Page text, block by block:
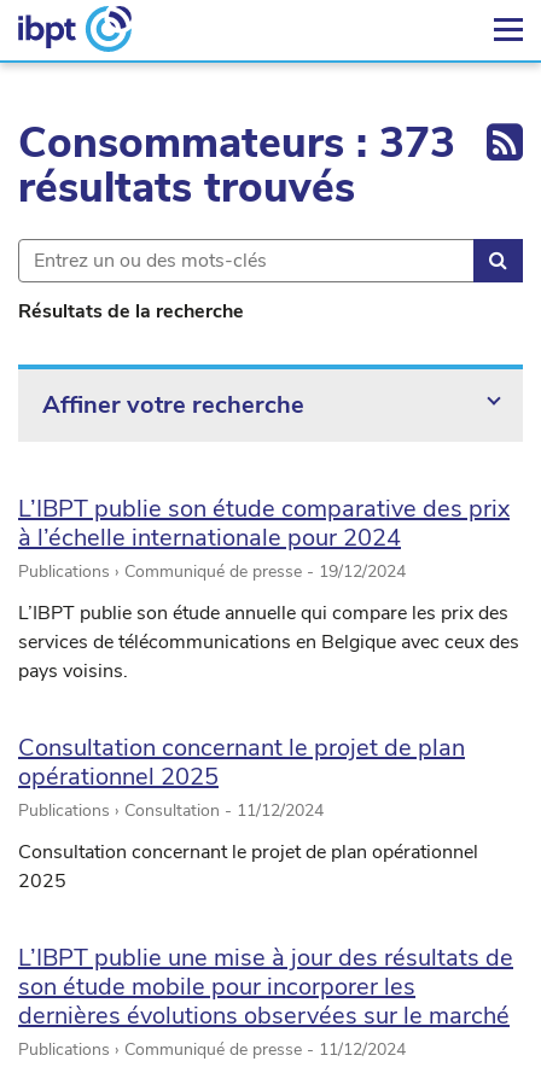
Consommateurs : 373
résultats trouvés
Résultats de la recherche
Affiner votre recherche
L’IBPT publie son étude comparative des prix
à l’échelle internationale pour 2024
Publications › Communiqué de presse - 19/12/2024
L’IBPT publie son étude annuelle qui compare les prix des
services de télécommunications en Belgique avec ceux des
pays voisins.
Consultation concernant le projet de plan
opérationnel 2025
Publications › Consultation - 11/12/2024
Consultation concernant le projet de plan opérationnel
2025
L’IBPT publie une mise à jour des résultats de
son étude mobile pour incorporer les
dernières évolutions observées sur le marché
Publications › Communiqué de presse - 11/12/2024